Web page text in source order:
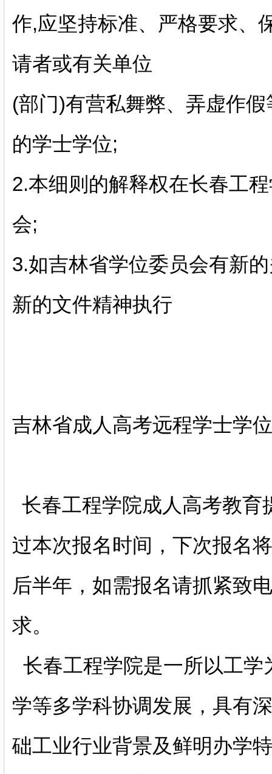
作,应坚持标准、严格要求、
请者或有关单位
(部门)有营私舞弊、弄虚作
的学士学位;
2.本细则的解释权在长春工
会;
3.如吉林省学位委员会有新
新的文件精神执行
吉林省成人高考远程学士学
长春工程学院成人高考教育
过本次报名时间，下次报名
后半年，如需报名请抓紧致
求。
长春工程学院是一所以工
学等多学科协调发展，具有
础工业行业背景及鲜明办学